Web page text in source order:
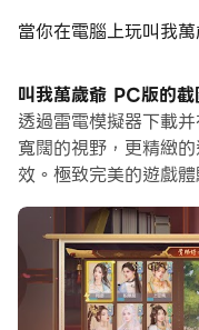
當你在電腦上玩叫我
戲。使用腳本錄製自
快地升級，同時也使資
此外，如果你想要一
集指令功能非常有用
如果你想培養多個帳
玩主帳戶的同時執行
在電腦上下載和玩叫
叫我萬歲爺 PC版的截
透過雷電模擬器下載
寬闊的視野，更精緻
效。極致完美的遊戲